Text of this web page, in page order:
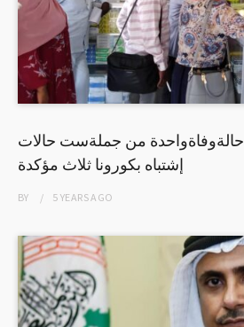
من جملةست حالات
إشتباه بكورونا ثلاث مؤكدة
BY 5 YEARSAGO